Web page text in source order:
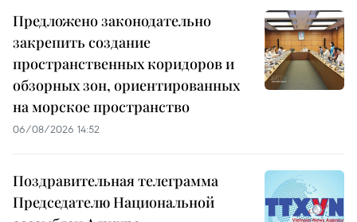
Предложено законодательно
закрепить создание
пространственных коридоров и
обзорных зон, ориентированных
на морское пространство
06/08/2026 14:52
Поздравительная телеграмма
Председателю Национальной